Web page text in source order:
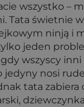
wszystko –
Tata świetnie
ninją i
jeden
wszyscy
jedyny nosi
tata zabiera